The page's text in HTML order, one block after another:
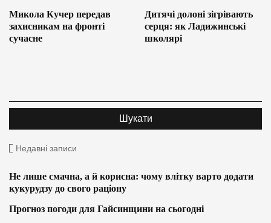
Микола Кучер передав
захисникам на фронті
сучасне
Дитячі долоні зігрівають
серця: як Ладижинські
школярі
Недавні записи
Не лише смачна, а й корисна: чому влітку варто додати
кукурудзу до свого раціону
Прогноз погоди для Гайсинщини на сьогодні